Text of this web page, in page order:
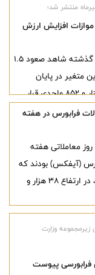
منتشر شد؛
موازات افزایش ارزش
بازارهای فرابورس ایران در پنج روز معاملاتی هفته گذشته شاهد صعود ۱.۵
در پایان
معاملات روز چهارشنبه ۳۱ تیرماه، در ارتفاع ۳۸ هزار و ۸۵۲ واحدی قرار
فرابورس در هفته
بازارهای فرابورس ایران در ۵ روز معاملاتی هفته
فرابورس (آیفکس) بودند که
این متغیر در پایان معاملات روز چهارشنبه ۳۱ تیر، در ارتفاع ۳۸ هزار و
زیرمجموعه وزارت
فرابورسی پیوست